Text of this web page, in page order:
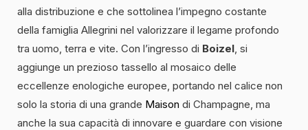
alla distribuzione e che sottolinea l’impegno costante
della famiglia Allegrini nel valorizzare il legame profondo
tra uomo, terra e vite. Con l’ingresso di Boizel , si
aggiunge un prezioso tassello al mosaico delle
eccellenze enologiche europee, portando nel calice non
solo la storia di una grande Maison di Champagne, ma
anche la sua capacità di innovare e guardare con visione